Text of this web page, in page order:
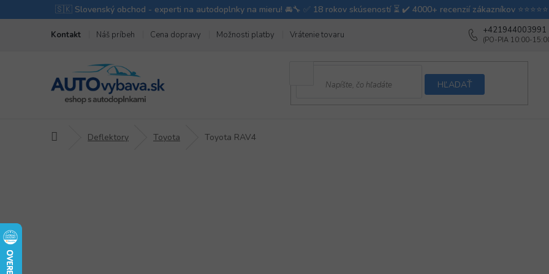
Kontakt Náš príbeh Cena dopravy Možnosti platby Vrátenie tovaru Ako balíme v
+421944003991
HĽADAŤ
DomovDeflektory Toyota Toyota RAV4